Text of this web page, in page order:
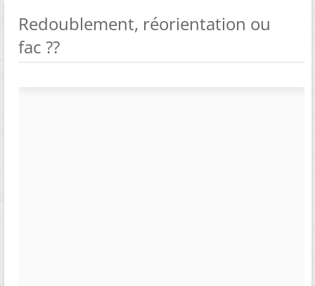
Redoublement, réorientation ou
fac ??